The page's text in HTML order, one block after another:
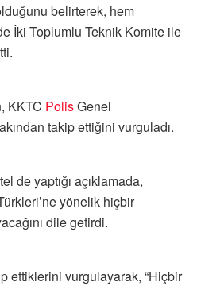
belirterek, hem
İki Toplumlu Teknik Komite ile
KKTC PolisGenel
takip ettiğini vurguladı.
de yaptığı açıklamada,
Türkleri’ne yönelik hiçbir
dile getirdi.
ettiklerini vurgulayarak, “Hiçbir